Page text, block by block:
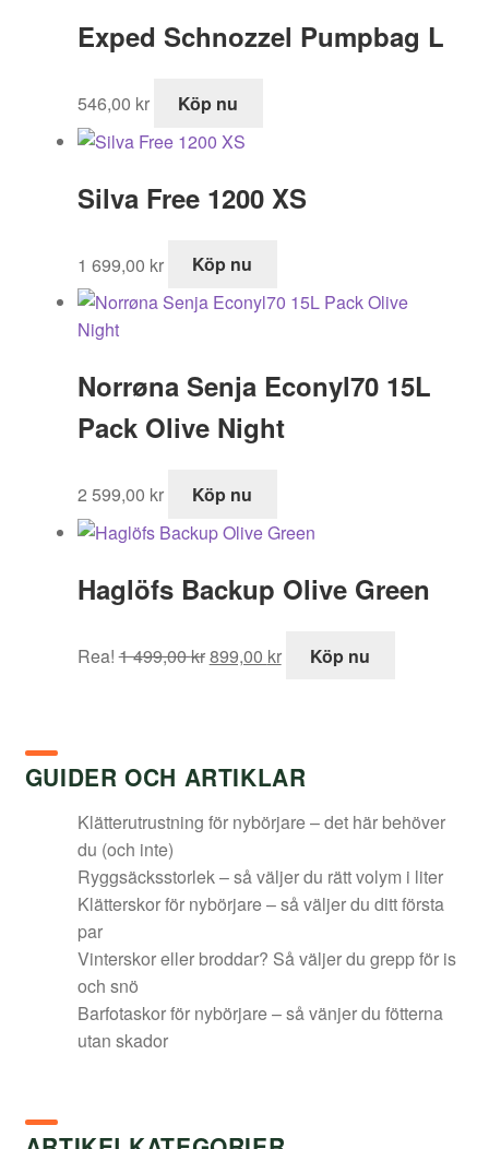
Exped Schnozzel Pumpbag L
546,00 kr Köp nu
Silva Free 1200 XS
1 699,00 kr Köp nu
Norrøna Senja Econyl70 15L
Pack Olive Night
2 599,00 kr Köp nu
Haglöfs Backup Olive Green
Rea! 1 499,00kr
ursprungliga
499,00 kr.
899,00 kr
nuvarande
Köp nu
GUIDER OCH ARTIKLAR
Klätterutrustning för nybörjare – det här behöver
du (och inte)
Ryggsäcksstorlek – så väljer du rätt volym i liter
Klätterskor för nybörjare – så väljer du ditt första
par
Vinterskor eller broddar? Så väljer du grepp för is
och snö
Barfotaskor för nybörjare – så vänjer du fötterna
utan skador